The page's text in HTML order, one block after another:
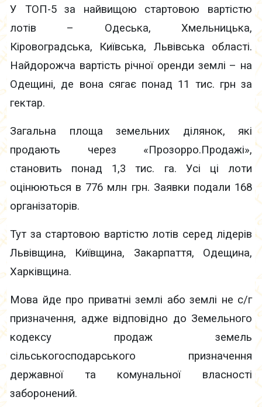
У ТОП-5 за найвищою стартовою вартістю
лотів – Одеська, Хмельницька,
Кіровоградська, Київська, Львівська області.
Найдорожча вартість річної оренди землі – на
Одещині, де вона сягає понад 11 тис. грн за
гектар.
Загальна площа земельних ділянок, які
продають через «Прозорро.Продажі»,
становить понад 1,3 тис. га. Усі ці лоти
оцінюються в 776 млн грн. Заявки подали 168
організаторів.
Тут за стартовою вартістю лотів серед лідерів
Львівщина, Київщина, Закарпаття, Одещина,
Харківщина.
Мова йде про приватні землі або землі не с/г
призначення, адже відповідно до Земельного
кодексу продаж земель
сільськогосподарського призначення
державної та комунальної власності
заборонений.